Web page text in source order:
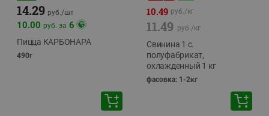
14.29 руб./шт
10.00 руб. за 6
Пицца КАРБОНАРА
490г
10.49 руб./кг
11.49 руб./кг
Свинина 1 с.
полуфабрикат,
охлажденный 1 кг
фасовка: 1-2кг